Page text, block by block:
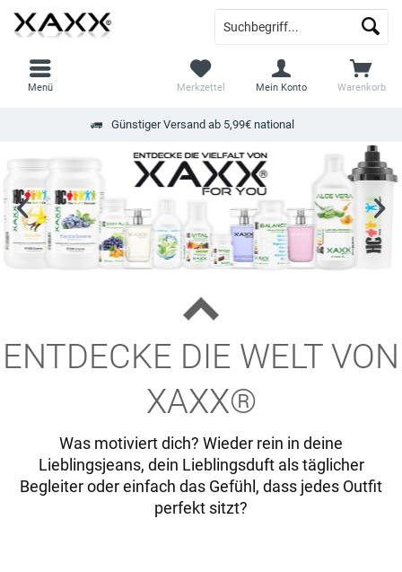
Günstiger Versand ab 5,99€ national
Warenkorb
Merkzettel Mein Konto
Menü
ENTDECKE DIE WELT VON
XAXX®
Was motiviert dich? Wieder rein in deine
Lieblingsjeans, dein Lieblingsduft als täglicher
Begleiter oder einfach das Gefühl, dass jedes Outfit
perfekt sitzt?